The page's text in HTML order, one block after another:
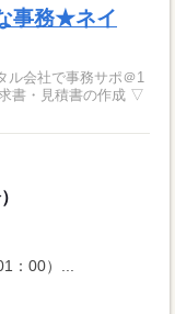
事務★ネイ
ル会社で事務サポ＠1
書・見積書の作成 ▽
：00）...